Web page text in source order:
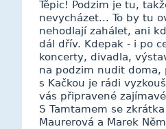
Těpic! Podzim je tu,
nevycházet... To by tu
nehodlají zahálet, ani
dál dřív. Kdepak - i po
koncerty, divadla,
na podzim nudit doma,
s Kačkou je rádi
vás připravené
S Tamtamem se
Maurerová a Marek